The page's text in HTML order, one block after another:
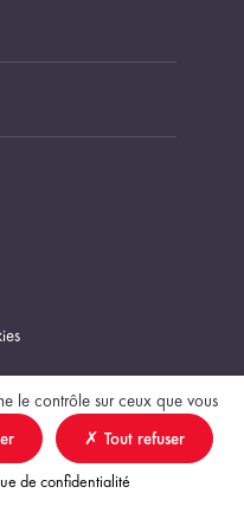
expert
le contrôle sur ceux que vous
Tout refuser
de confidentialité